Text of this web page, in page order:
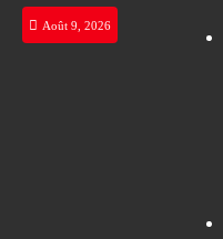
Août 9, 2026